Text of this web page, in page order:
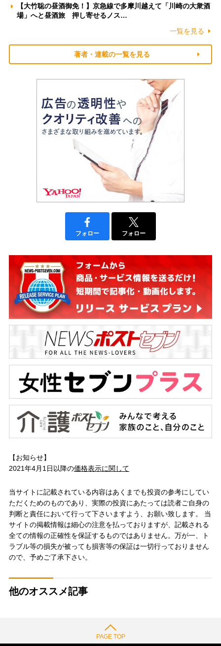
【大竹聡の昼酒御免！】京急線で多摩川越えて「川崎の大衆酒
場」へと昼酒旅 押し寄せるノス…
一覧を見る
著者・連載の一覧を見る
フォロー フォロー
【お知らせ】
2021年4月1日以降の価格表示に関して
当サイトに記載されている内容はあくまでも投資の参考にしてい
ただくためのものであり、実際の投資にあたっては読者ご自身の
判断と責任において行って下さいますよう、お願い致します。 当
サイトの掲載情報は細心の注意を払っておりますが、記載される
全ての情報の正確性を保証するものではありません。万が一、ト
ラブル等の損失が被っても損害等の保証は一切行っておりません
ので、予めご了承下さい。
他のオススメ記事
PAGE TOP